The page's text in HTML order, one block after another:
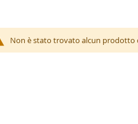
Non è stato trovato alcun prodotto